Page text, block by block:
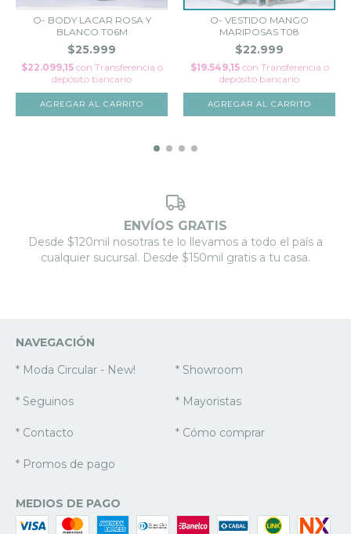
O- BODY LACAR ROSA Y
BLANCO T06M
$25.999
$22.099,15 con Transferencia o
depósito bancario
AGREGAR AL CARRITO
O- VESTIDO MANGO
MARIPOSAS T08
$22.999
$19.549,15 con Transferencia o
depósito bancario
AGREGAR AL CARRITO
ENVÍOS GRATIS
Desde $120mil nosotras te lo llevamos a todo el país a
cualquier sucursal. Desde $150mil gratis a tu casa.
NAVEGACIÓN
* Moda Circular - New!
* Showroom
* Seguinos * Mayoristas
* Contacto * Cómo comprar
* Promos de pago
MEDIOS DE PAGO